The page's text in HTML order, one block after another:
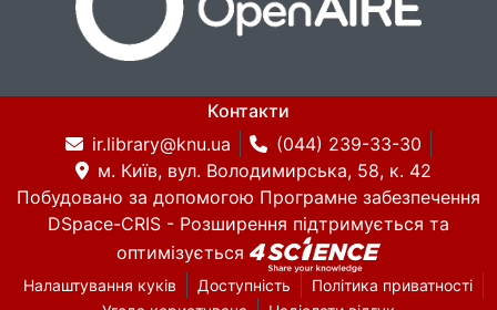
Контакти
ir.library@knu.ua
(044) 239-33-30
м. Київ, вул. Володимирська, 58, к. 42
Побудовано за допомогою Програмне забезпечення
DSpace-CRIS - Розширення підтримується та
оптимізується
Налаштування куків Доступність
Політика приватності